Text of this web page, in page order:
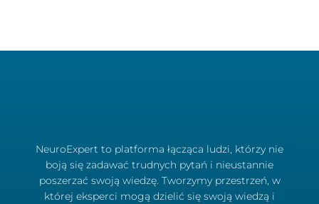
NeuroExpert to platforma łącząca ludzi, którzy nie
boją się zadawać trudnych pytań i nieustannie
poszerzać swoją wiedzę. Tworzymy przestrzeń, w
której eksperci mogą dzielić się swoją wiedzą i